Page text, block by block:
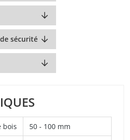
sécurité
bois
50 - 100 mm